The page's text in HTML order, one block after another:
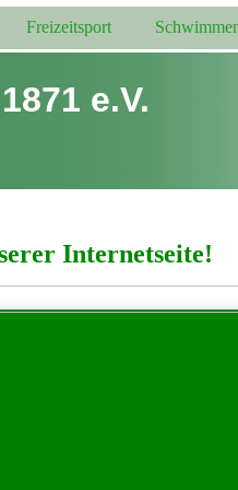
Freizeitsport
e.V.
Internetseite!